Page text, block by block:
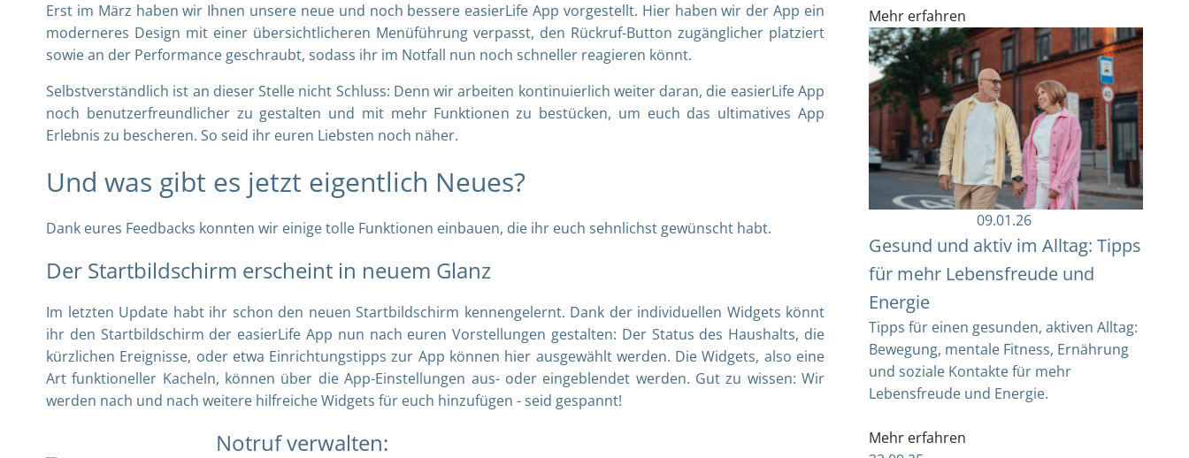
Erst im März haben wir Ihnen unsere neue und noch bessere easierLife App vorgestellt. Hier haben wir der App ein
moderneres Design mit einer übersichtlicheren Menüführung verpasst, den Rückruf-Button zugänglicher platziert
sowie an der Performance geschraubt, sodass ihr im Notfall nun noch schneller reagieren könnt.
Selbstverständlich ist an dieser Stelle nicht Schluss: Denn wir arbeiten kontinuierlich weiter daran, die easierLife App
noch benutzerfreundlicher zu gestalten und mit mehr Funktionen zu bestücken, um euch das ultimatives App
Erlebnis zu bescheren. So seid ihr euren Liebsten noch näher.
Und was gibt es jetzt eigentlich Neues?
Dank eures Feedbacks konnten wir einige tolle Funktionen einbauen, die ihr euch sehnlichst gewünscht habt.
Der Startbildschirm erscheint in neuem Glanz
Im letzten Update habt ihr schon den neuen Startbildschirm kennengelernt. Dank der individuellen Widgets könnt
ihr den Startbildschirm der easierLife App nun nach euren Vorstellungen gestalten: Der Status des Haushalts, die
kürzlichen Ereignisse, oder etwa Einrichtungstipps zur App können hier ausgewählt werden. Die Widgets, also eine
Art funktioneller Kacheln, können über die App-Einstellungen aus- oder eingeblendet werden. Gut zu wissen: Wir
werden nach und nach weitere hilfreiche Widgets für euch hinzufügen - seid gespannt!
Notruf verwalten:
Mehr erfahren
09.01.26
Gesund und aktiv im Alltag: Tipps
für mehr Lebensfreude und
Energie
Tipps für einen gesunden, aktiven Alltag:
Bewegung, mentale Fitness, Ernährung
und soziale Kontakte für mehr
Lebensfreude und Energie.
Mehr erfahren